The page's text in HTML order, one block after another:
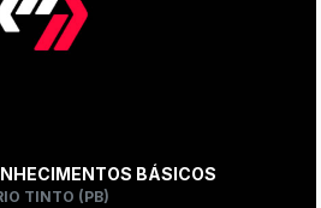
BÁSICOS
TINTO (PB)